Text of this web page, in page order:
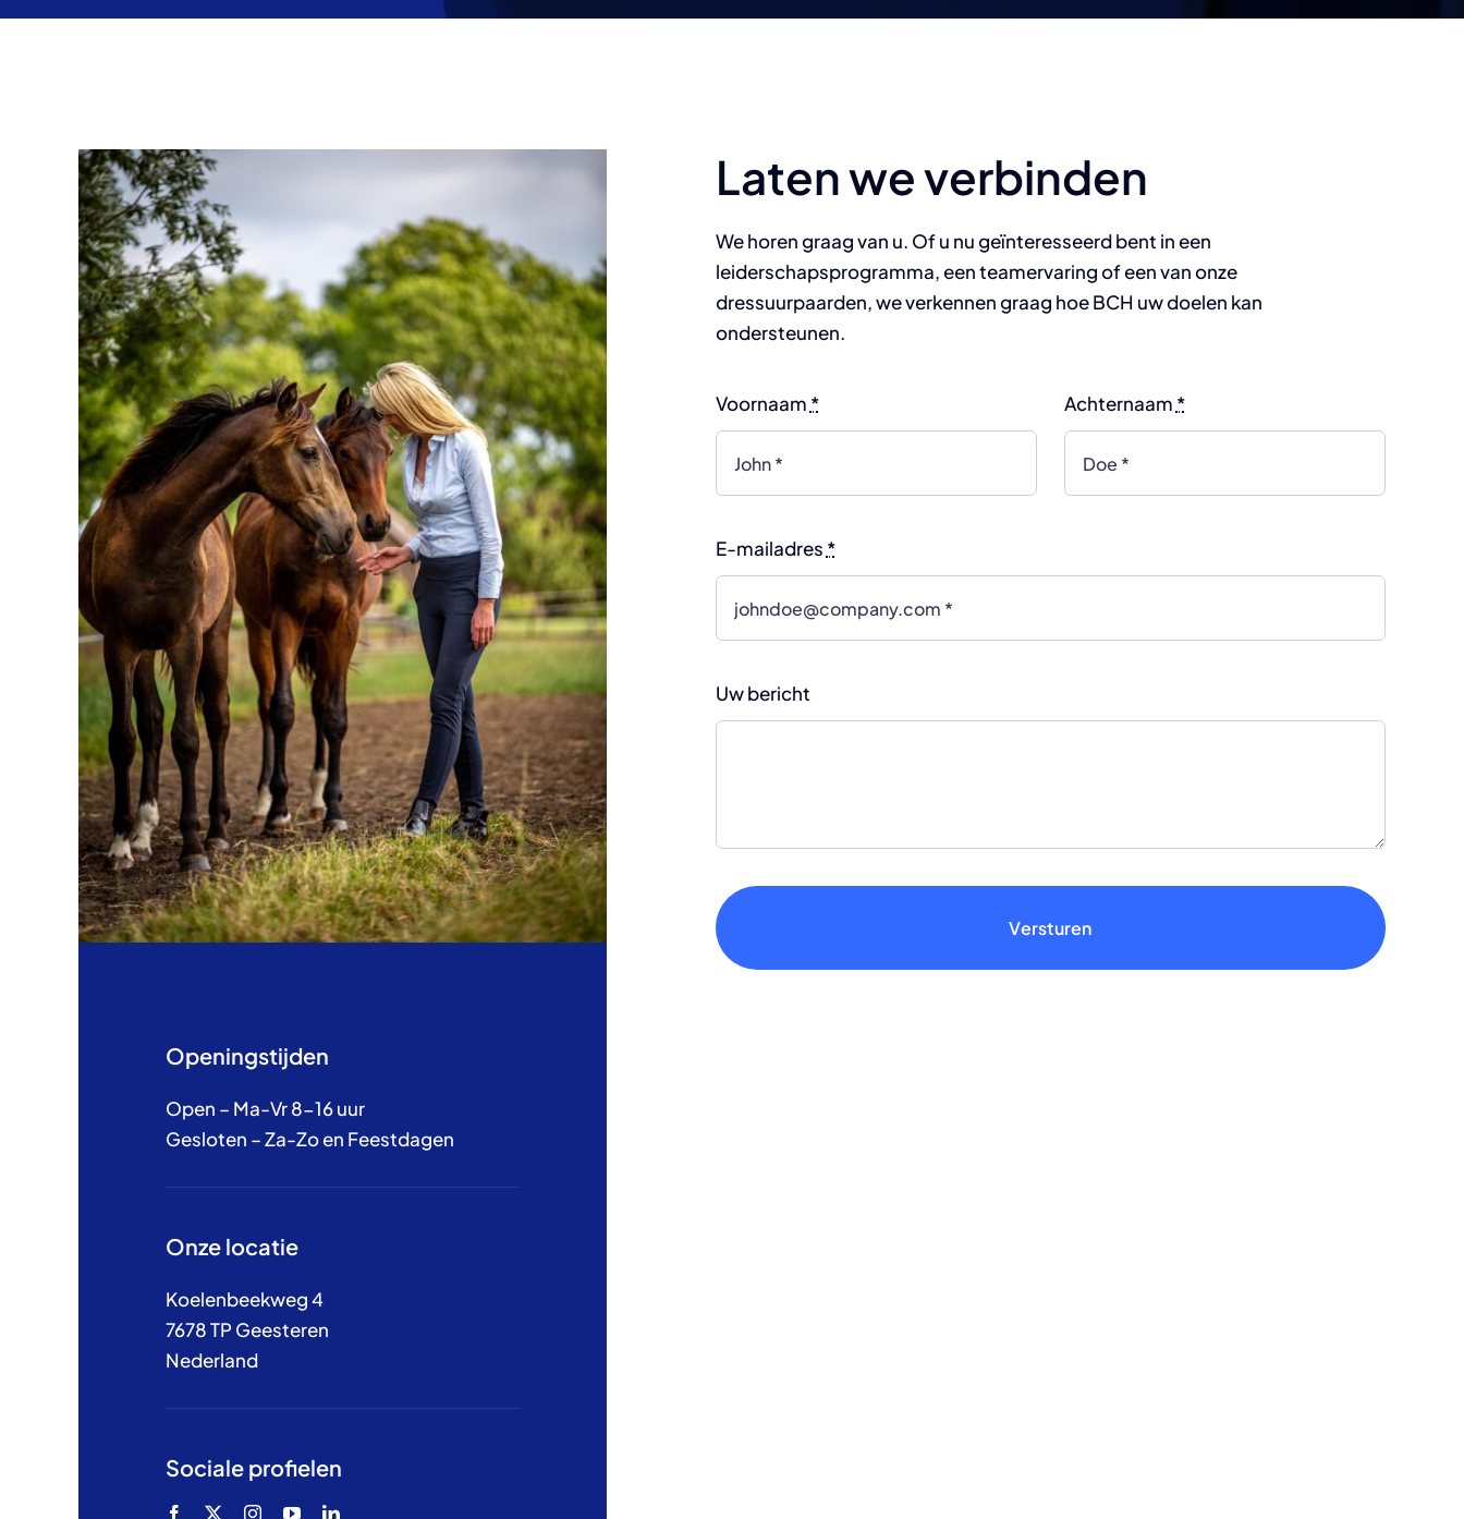
Openingstijden
Open – Ma-Vr 8-16 uur
Gesloten – Za-Zo en Feestdagen
Onze locatie
Koelenbeekweg 4
7678 TP Geesteren
Nederland
Sociale profielen
Laten we verbinden
We horen graag van u. Of u nu geïnteresseerd bent in een
leiderschapsprogramma, een teamervaring of een van onze
dressuurpaarden, we verkennen graag hoe BCH uw doelen kan
ondersteunen.
Voornaam * Achternaam *
E-mailadres *
Uw bericht
Versturen